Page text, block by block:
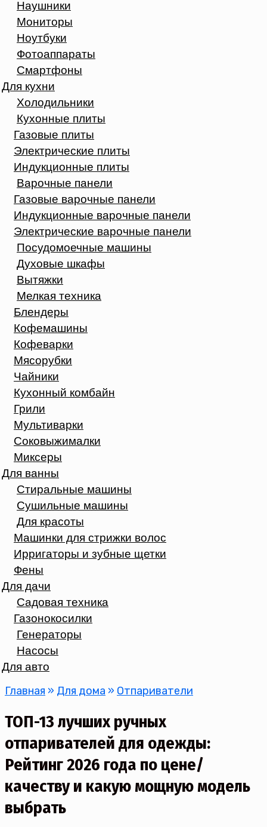
Наушники
Мониторы
Ноутбуки
Фотоаппараты
Смартфоны
Для кухни
Холодильники
Кухонные плиты
Газовые плиты
Электрические плиты
Индукционные плиты
Варочные панели
Газовые варочные панели
Индукционные варочные панели
Электрические варочные панели
Посудомоечные машины
Духовые шкафы
Вытяжки
Мелкая техника
Блендеры
Кофемашины
Кофеварки
Мясорубки
Чайники
Кухонный комбайн
Грили
Мультиварки
Соковыжималки
Миксеры
Для ванны
Стиральные машины
Сушильные машины
Для красоты
Машинки для стрижки волос
Ирригаторы и зубные щетки
Фены
Для дачи
Садовая техника
Газонокосилки
Генераторы
Насосы
Для авто
Главная » Для дома » Отпариватели
ТОП-13 лучших ручных
отпаривателей для одежды:
Рейтинг 2026 года по цене/
качеству и какую мощную модель
выбрать